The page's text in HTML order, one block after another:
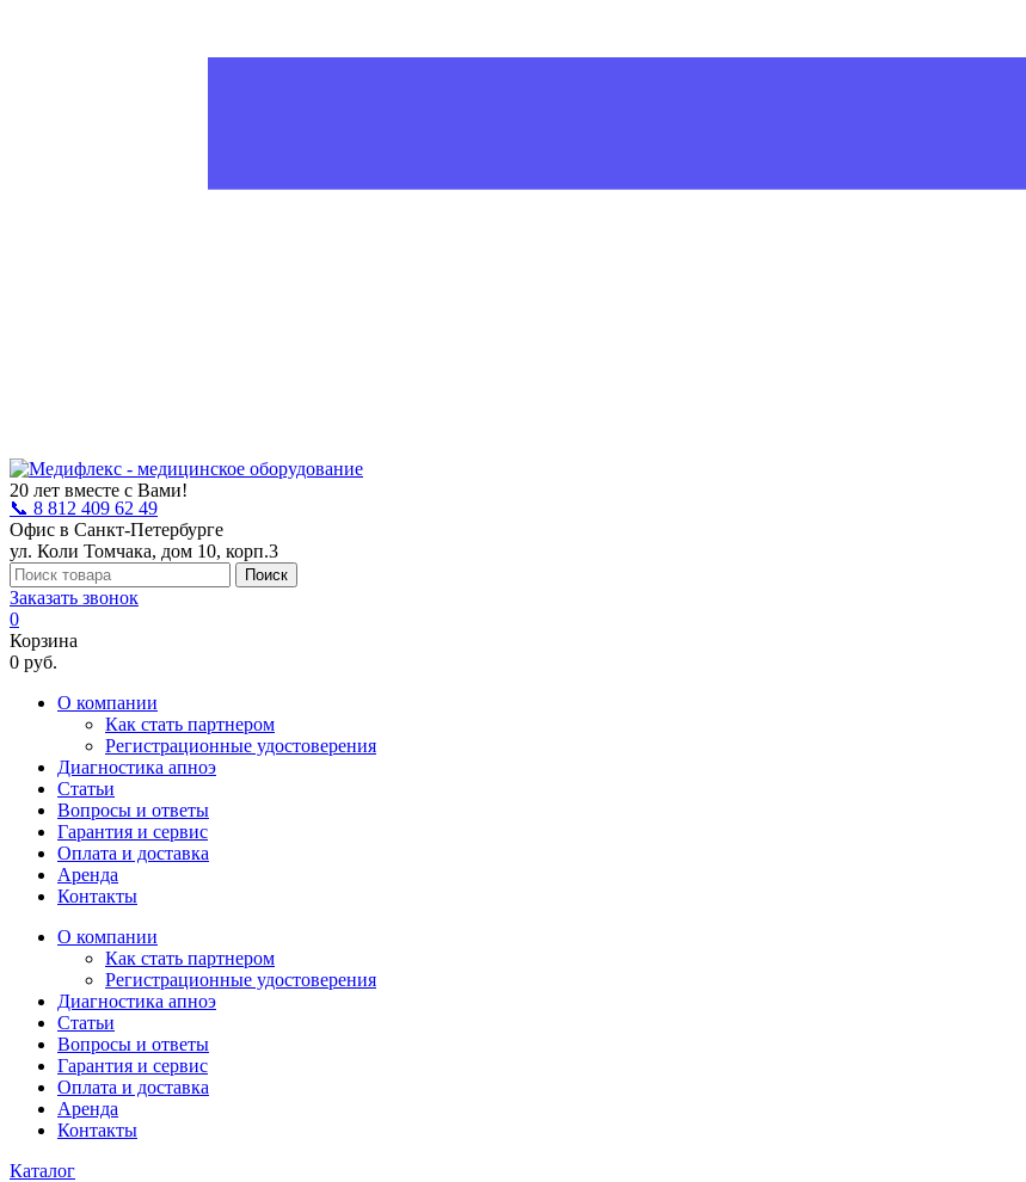
20 лет вместе с Вами!
📞 8 812 409 62 49
Офис в Санкт-Петербурге
ул. Коли Томчака, дом 10, корп.3
Поиск
Заказать звонок
0
Корзина
0 руб.
О компании
Как стать партнером
Регистрационные удостоверения
Диагностика апноэ
Статьи
Вопросы и ответы
Гарантия и сервис
Оплата и доставка
Аренда
Контакты
О компании
Как стать партнером
Регистрационные удостоверения
Диагностика апноэ
Статьи
Вопросы и ответы
Гарантия и сервис
Оплата и доставка
Аренда
Контакты
Каталог